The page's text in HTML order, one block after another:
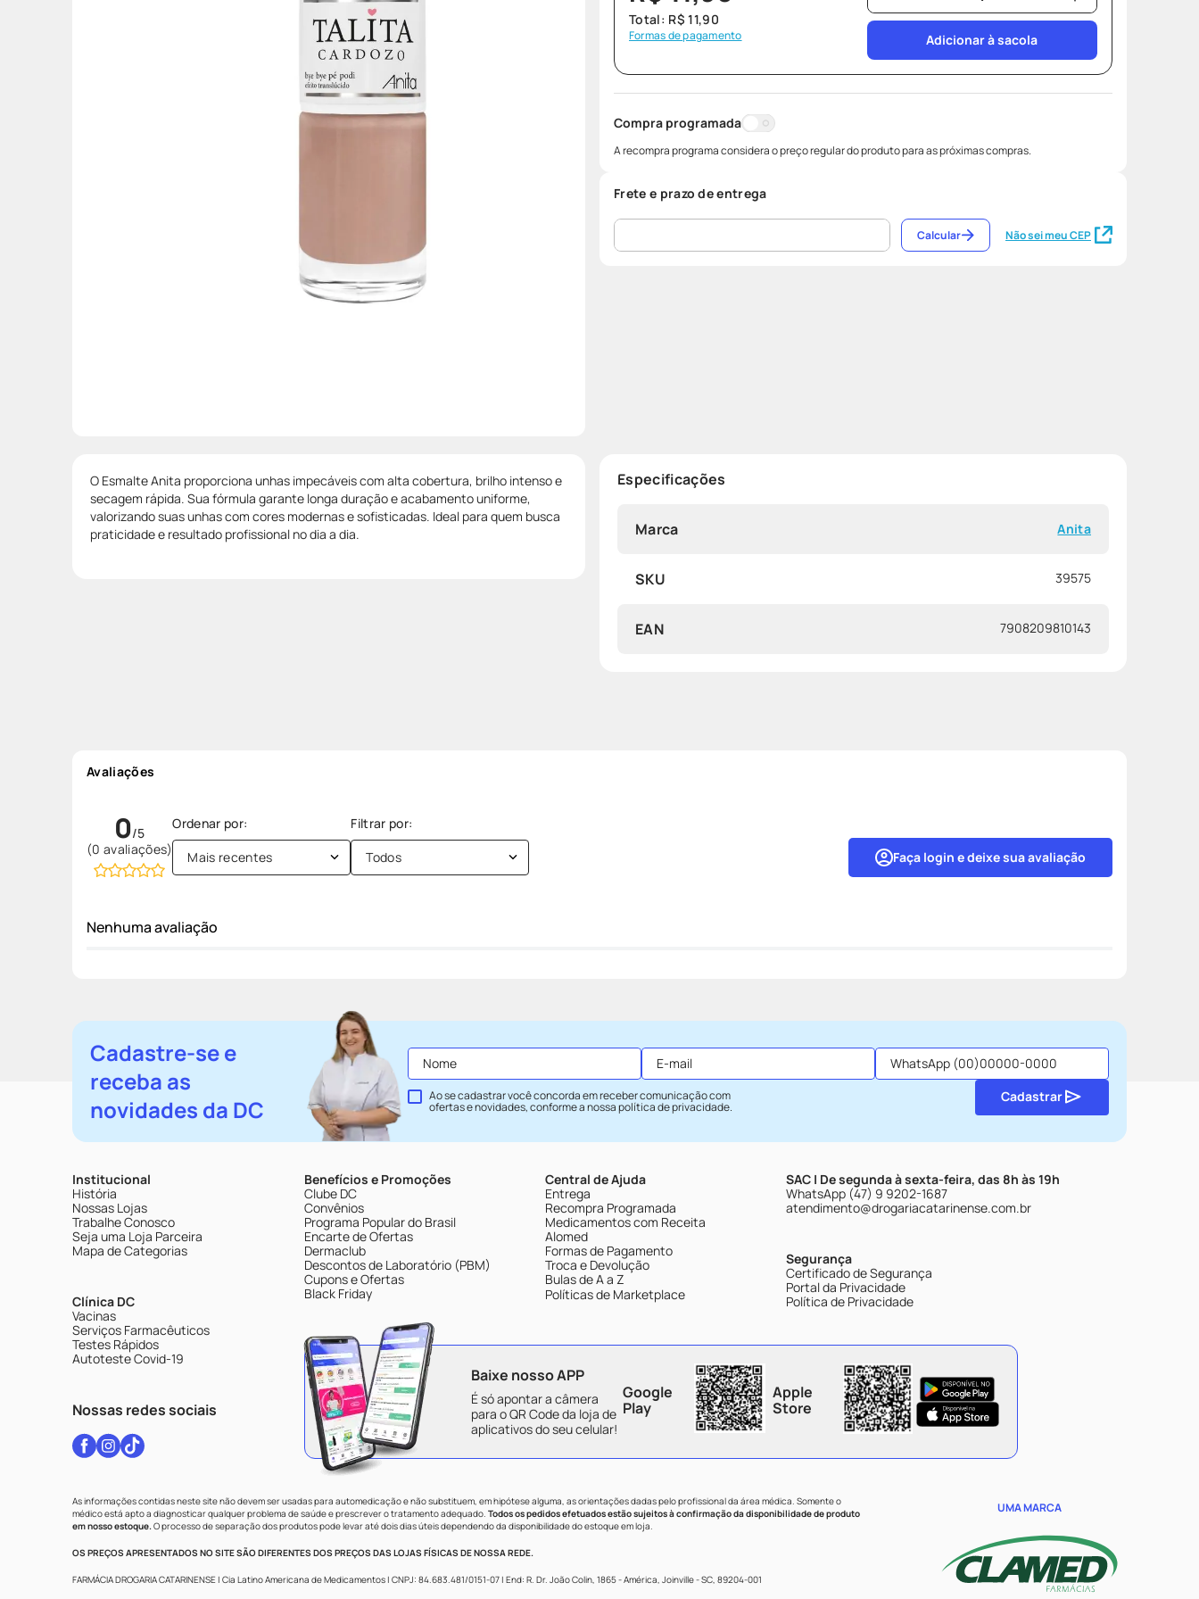
Total: R$ 11,90
Formas de pagamento Adicionar à sacola
Compra programada
A recompra programa considera o preço regular do produto para as próximas compras.
Frete e prazo de entrega
Não sei meu CEP
Calcular
O Esmalte Anita proporciona unhas impecáveis com alta cobertura, brilho intenso e
secagem rápida. Sua fórmula garante longa duração e acabamento uniforme,
valorizando suas unhas com cores modernas e sofisticadas. Ideal para quem busca
praticidade e resultado profissional no dia a dia.
Especificações
Marca Anita
SKU 39575
EAN 7908209810143
Avaliações
0
(0 avaliações) Faça login e deixe sua avaliação
Mais recentes Todos
Nenhuma avaliação
Cadastre-se e
receba as
novidades da DC
Ao se cadastrar você concorda em receber comunicação com
ofertas e novidades, conforme a nossapolítica de privacidade.
Cadastrar
Institucional
História
Nossas Lojas
Trabalhe Conosco
Seja uma Loja Parceira
Mapa de Categorias
Clínica DC
Vacinas
Serviços Farmacêuticos
Testes Rápidos
Autoteste Covid-19
Nossas redes sociais
Benefícios e Promoções
Clube DC
Convênios
Programa Popular do Brasil
Encarte de Ofertas
Dermaclub
Descontos de Laboratório (PBM)
Cupons e Ofertas
Black Friday
Central de Ajuda
Entrega
Recompra Programada
Medicamentos com Receita
Alomed
Formas de Pagamento
Troca e Devolução
Bulas de A a Z
Políticas de Marketplace
SAC | De segunda à sexta-feira, das 8h às 19h
WhatsApp (47) 9 9202-1687
atendimento@drogariacatarinense.com.br
Segurança
Certificado de Segurança
Portal da Privacidade
Política de Privacidade
Baixe nosso APP
É só apontar a câmera
para o QR Code da loja de
aplicativos do seu celular!
Google
Play
Apple
Store
As informações contidas neste site não devem ser usadas para automedicação e não substituem, em hipótese alguma, as orientações dadas pelo profissional da área médica. Somente o
médico está apto a diagnosticar qualquer problema de saúde e prescrever o tratamento adequado. Todos os pedidos efetuados estão sujeitos à confirmação da disponibilidade de produto
em nosso estoque.O processo de separação dos produtos pode levar até dois dias úteis dependendo da disponibilidade do estoque em loja.
OS PREÇOS APRESENTADOS NO SITE SÃO DIFERENTES DOS PREÇOS DAS LOJAS FÍSICAS DE NOSSA REDE.
FARMÁCIA DROGARIA CATARINENSE | Cia Latino Americana de Medicamentos | CNPJ: 84.683.481/0151-07 | End: R. Dr. João Colin, 1865 - América, Joinville - SC, 89204-001
UMA MARCA